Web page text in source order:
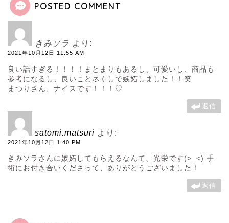
POSTED COMMENT
きみソラ より:
2021年10月12日 11:55 AM
良い話すぎる！！！！まとまりもあるし、可愛いし、商品も
参考になるし、良いこと尽くしで嫉妬しました！！笑
まつりさん、ナイスです！！！♡
返信
satomi.matsuri より:
2021年10月12日 1:40 PM
きみソラさんに嫉妬してもらえるなんて、光栄です(>_<) 手
術にお付き合いくださって、ありがとうございました！
返信